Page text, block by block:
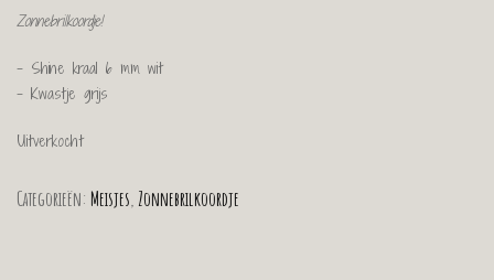
Zonnebrilkoordje!
– Shine kraal 6 mm wit
– Kwastje grijs
Uitverkocht
Categorieën: Meisjes Zonnebrilkoordje